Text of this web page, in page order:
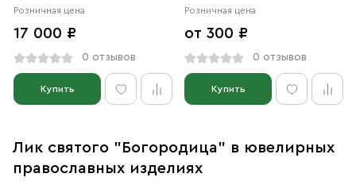
Розничная цена
17 000 ₽
0 отзывов
Купить
Розничная цена
от 300 ₽
0 отзывов
Купить
Лик святого "Богородица" в ювелирных
православных изделиях